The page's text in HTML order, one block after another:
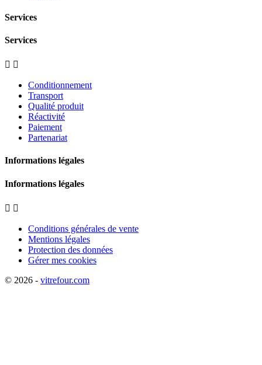
Services
Services
 
Conditionnement
Transport
Qualité produit
Réactivité
Paiement
Partenariat
Informations légales
Informations légales
 
Conditions générales de vente
Mentions légales
Protection des données
Gérer mes cookies
© 2026 - vitrefour.com